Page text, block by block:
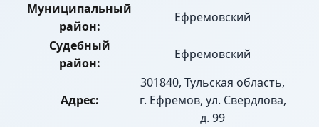
Муниципальный
район:
Ефремовский
Судебный
район:
Ефремовский
Адрес:
301840, Тульская область,
г. Ефремов, ул. Свердлова,
д. 99